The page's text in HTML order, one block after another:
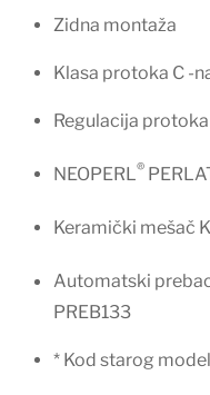
Zidna montaža
Klasa protoka C -
Regulacija
NEOPERL®
Keramički mešač
Automatski
PREB133
* Kod starog